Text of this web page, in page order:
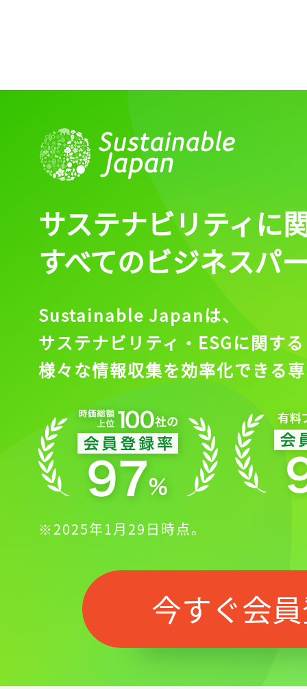
サステナビリティに
すべてのビジネスパ
Sustainable Japanは、
サステナビリティ・ESGに関する
様々な情報収集を効率化できる
※2025年1月29日時点。
今すぐ会